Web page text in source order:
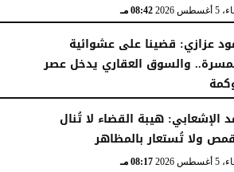
2026 08:42 مـ
عزازي: قضينا على عشوائية
والسوق العقاري يدخل عصر
الإشعابي: هيبة القضاء لا تُنال
ولا تُستعار بالمظاهر
2026 08:17 مـ